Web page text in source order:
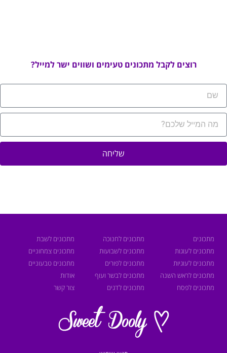
רוצים לקבל מתכונים טעימים ושווים ישר למייל?
שליחה
מתכונים
מתכונים לעוגות
מתכונים לעוגיות
מתכונים לראש השנה
מתכונים לפסח
מתכונים לחנוכה
מתכונים לשבועות
מתכונים לפורים
מתכונים לבשר ועוף
מתכונים לדגים
מתכונים לשבת
מתכונים צמחוניים
מתכונים טבעוניים
אודות
צור קשר